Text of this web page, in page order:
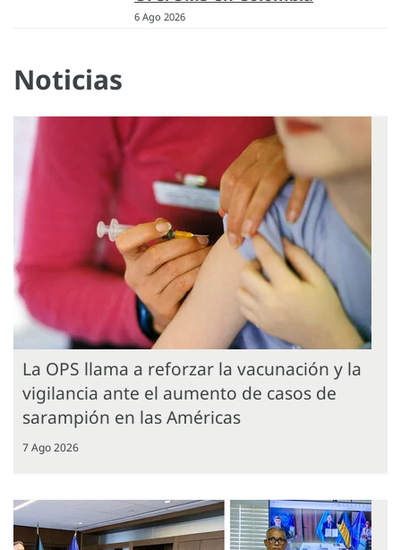
6 Ago 2026
Noticias
La OPS llama a reforzar la vacunación y la
vigilancia ante el aumento de casos de
sarampión en las Américas
7 Ago 2026